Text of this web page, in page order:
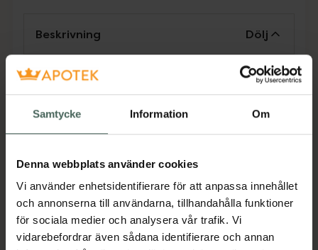
Samtycke Information Om
Denna webbplats använder cookies
Vi använder enhetsidentifierare för att anpassa innehållet
och annonserna till användarna, tillhandahålla funktioner
för sociala medier och analysera vår trafik. Vi
vidarebefordrar även sådana identifierare och annan
Beskrivning Dölj
Alkoholfri antibakteriell formula som tar dör
på bakterier och minskar infektionsspridning.
Avdunstar ej. Skapar en miljö som hämmar
användande för främjande av god
Dermatologiskt testad. Dokumenterad effekt
mot Noro- och Coronavirus.
Jämförpris 0,43 kr/ml